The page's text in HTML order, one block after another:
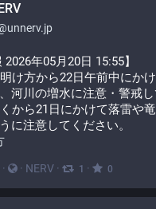
年05月20日 15:55】
け方から22日午前中にか
河川の増水に注意・警戒し
から21日にかけて落雷や
に注意してください。
· · NERV · 1 · 0